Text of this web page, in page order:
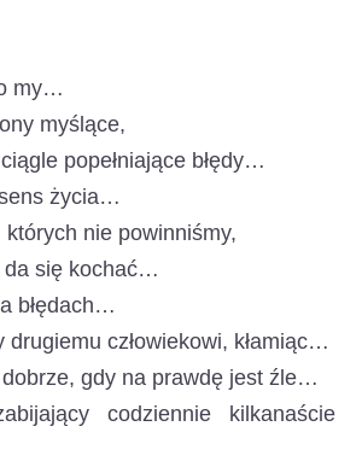
my…
myślące,
popełniające błędy…
życia…
nie powinniśmy,
da się kochać…
błędach…
drugiemu człowiekowi, kłamiąc…
gdy na prawdę jest źle…
codziennie kilkanaście